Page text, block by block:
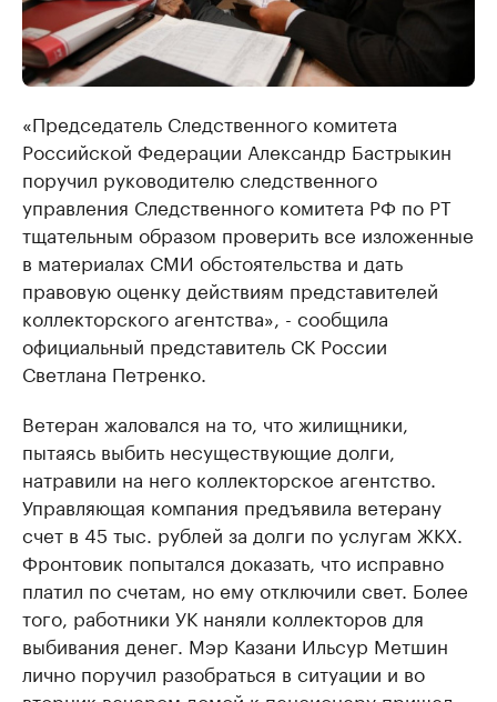
«Председатель Следственного комитета
Российской Федерации Александр Бастрыкин
поручил руководителю следственного
управления Следственного комитета РФ по РТ
тщательным образом проверить все изложенные
в материалах СМИ обстоятельства и дать
правовую оценку действиям представителей
коллекторского агентства», - сообщила
официальный представитель СК России
Светлана Петренко.
Ветеран жаловался на то, что жилищники,
пытаясь выбить несуществующие долги,
натравили на него коллекторское агентство.
Управляющая компания предъявила ветерану
счет в 45 тыс. рублей за долги по услугам ЖКХ.
Фронтовик попытался доказать, что исправно
платил по счетам, но ему отключили свет. Более
того, работники УК наняли коллекторов для
выбивания денег. Мэр Казани Ильсур Метшин
лично поручил разобраться в ситуации и во